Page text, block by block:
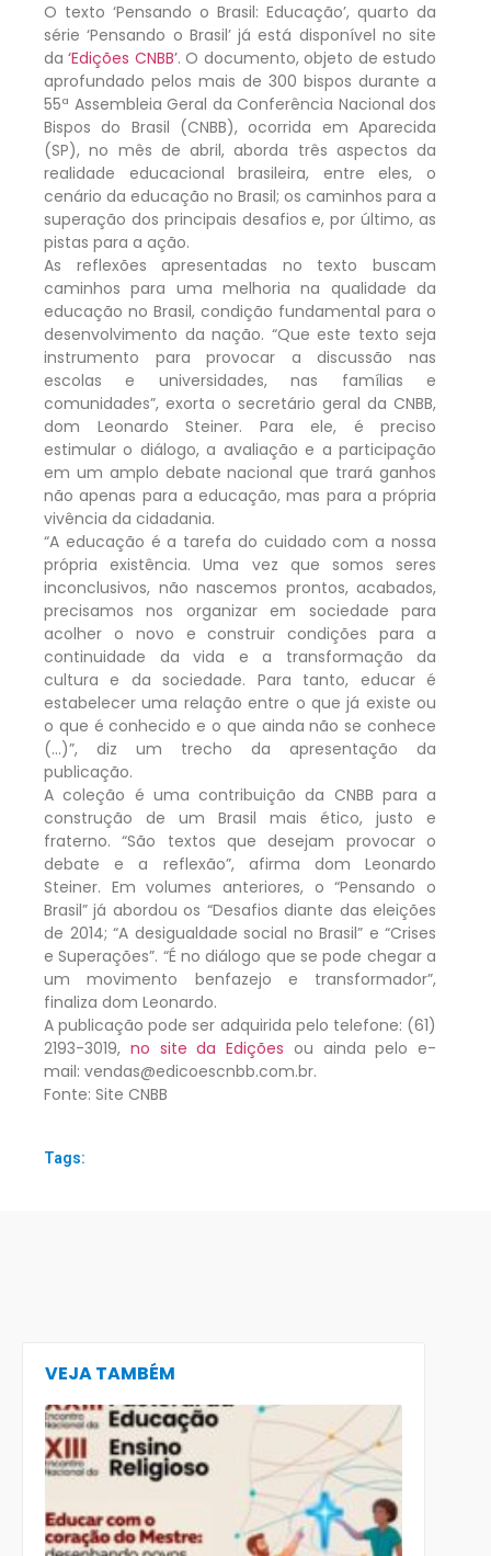
O texto ‘Pensando o Brasil: Educação’, quarto da
série ‘Pensando o Brasil’ já está disponível no site
da‘Edições CNBB’. O documento, objeto de estudo
aprofundado pelos mais de 300 bispos durante a
55ª Assembleia Geral da Conferência Nacional dos
Bispos do Brasil (CNBB), ocorrida em Aparecida
(SP), no mês de abril, aborda três aspectos da
realidade educacional brasileira, entre eles, o
cenário da educação no Brasil; os caminhos para a
superação dos principais desafios e, por último, as
pistas para a ação.
As reflexões apresentadas no texto buscam
caminhos para uma melhoria na qualidade da
educação no Brasil, condição fundamental para o
desenvolvimento da nação. “Que este texto seja
instrumento para provocar a discussão nas
escolas e universidades, nas famílias e
comunidades”, exorta o secretário geral da CNBB,
dom Leonardo Steiner. Para ele, é preciso
estimular o diálogo, a avaliação e a participação
em um amplo debate nacional que trará ganhos
não apenas para a educação, mas para a própria
vivência da cidadania.
“A educação é a tarefa do cuidado com a nossa
própria existência. Uma vez que somos seres
inconclusivos, não nascemos prontos, acabados,
precisamos nos organizar em sociedade para
acolher o novo e construir condições para a
continuidade da vida e a transformação da
cultura e da sociedade. Para tanto, educar é
estabelecer uma relação entre o que já existe ou
o que é conhecido e o que ainda não se conhece
(…)”, diz um trecho da apresentação da
publicação.
A coleção é uma contribuição da CNBB para a
construção de um Brasil mais ético, justo e
fraterno. “São textos que desejam provocar o
debate e a reflexão”, afirma dom Leonardo
Steiner. Em volumes anteriores, o “Pensando o
Brasil” já abordou os “Desafios diante das eleições
de 2014; “A desigualdade social no Brasil” e “Crises
e Superações”. “É no diálogo que se pode chegar a
um movimento benfazejo e transformador”,
finaliza dom Leonardo.
A publicação pode ser adquirida pelo telefone: (61)
2193-3019, no site da Edições ou ainda pelo e-
mail: vendas@edicoescnbb.com.br.
Fonte: Site CNBB
Tags:
VEJA TAMBÉM